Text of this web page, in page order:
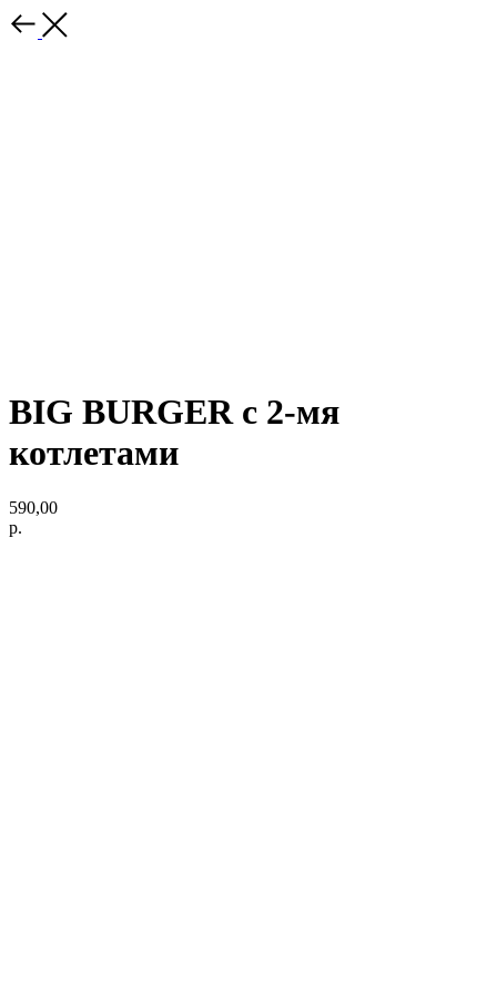
BIG BURGER с 2-мя
котлетами
590,00
р.